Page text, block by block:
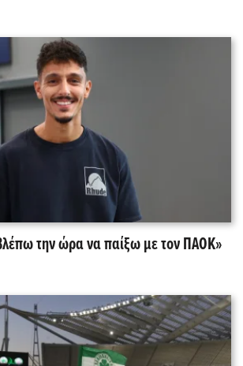
την ώρα να παίξω με τον ΠΑΟΚ»